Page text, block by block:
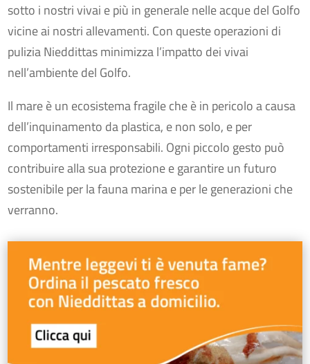
sotto i nostri vivai e più in generale nelle acque del Golfo
vicine ai nostri allevamenti. Con queste operazioni di
pulizia Nieddittas minimizza l’impatto dei vivai
nell’ambiente del Golfo.
Il mare è un ecosistema fragile che è in pericolo a causa
dell’inquinamento da plastica, e non solo, e per
comportamenti irresponsabili. Ogni piccolo gesto può
contribuire alla sua protezione e garantire un futuro
sostenibile per la fauna marina e per le generazioni che
verranno.